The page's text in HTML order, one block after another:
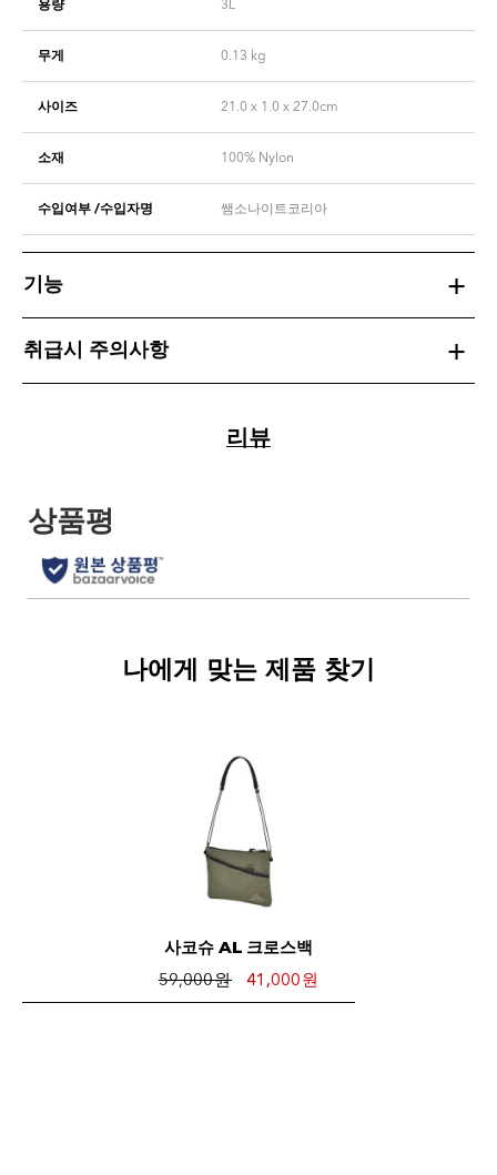
용량 3L
무게 0.13 kg
사이즈 21.0 x 1.0 x 27.0cm
소재 100% Nylon
수입여부 /수입자명 쌤소나이트코리아
기능
취급시 주의사항
리뷰
나에게 맞는 제품 찾기
사코슈 AL 크로스백
59,000 원 41,000 원